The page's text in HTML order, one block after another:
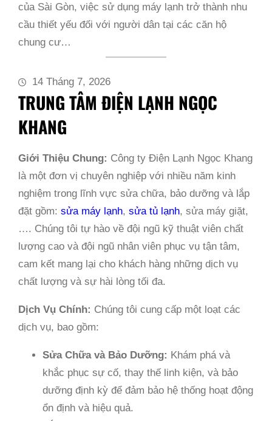
của Sài Gòn, việc sử dụng máy lạnh trở thành nhu
cầu thiết yếu đối với người dân tại các căn hộ
chung cư…
14 Tháng 7, 2026
TRUNG TÂM ĐIỆN LẠNH NGỌC
KHANG
Giới Thiệu Chung: Công ty Điện Lạnh Ngọc Khang
là một đơn vị chuyên nghiệp với nhiều năm kinh
nghiệm trong lĩnh vực sửa chữa, bảo dưỡng và lắp
đặt gồm: sửa máy lạnh, sửa tủ lạnh, sửa máy giặt,
…. Chúng tôi tự hào về đội ngũ kỹ thuật viên chất
lượng cao và đội ngũ nhân viên phục vụ tận tâm,
cam kết mang lại cho khách hàng những dịch vụ
chất lượng và sự hài lòng tối đa.
Dịch Vụ Chính: Chúng tôi cung cấp một loạt các
dịch vụ, bao gồm:
Sửa Chữa và Bảo Dưỡng: Khám phá và
khắc phục sự cố, thay thế linh kiện, và bảo
dưỡng định kỳ để đảm bảo hệ thống hoạt động
ổn định và hiệu quả.